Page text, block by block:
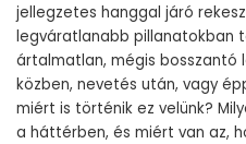
jellegzetes hanggal járó
legváratlanabb pillanatokban
ártalmatlan, mégis bosszantó
közben, nevetés után, vagy
miért is történik ez velünk?
a háttérben, és miért van az,